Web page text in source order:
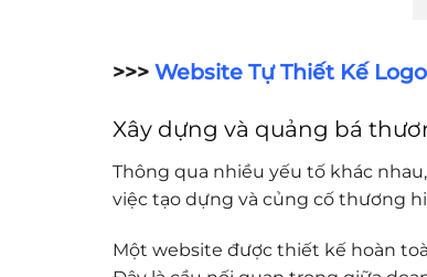
>>> Website Tự Thiết Kế
Xây dựng và quảng bá
Thông qua nhiều yếu tố khác
việc tạo dựng và củng cố thương
Một website được thiết kế hoàn